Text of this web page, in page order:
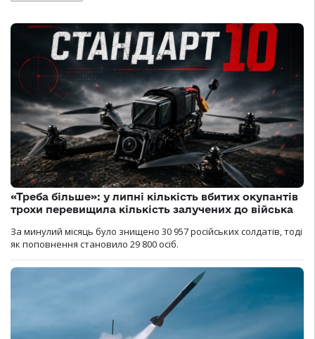
«Треба більше»: у липні кількість вбитих окупантів
трохи перевищила кількість залучених до війська
За минулий місяць було знищено 30 957 російських солдатів, тоді
як поповнення становило 29 800 осіб.